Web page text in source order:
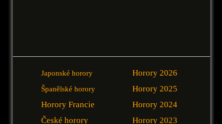
Japonské horory
Španělské horory
Horory Francie
České horory
Horory 2026
Horory 2025
Horory 2024
Horory 2023